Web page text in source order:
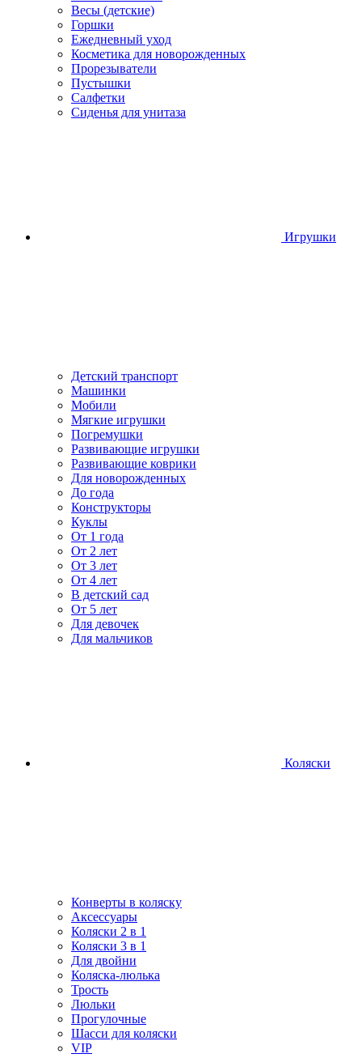
Весы (детские)
Горшки
Ежедневный уход
Косметика для новорожденных
Прорезыватели
Пустышки
Салфетки
Сиденья для унитаза
Игрушки
Детский транспорт
Машинки
Мобили
Мягкие игрушки
Погремушки
Развивающие игрушки
Развивающие коврики
Для новорожденных
До года
Конструкторы
Куклы
От 1 года
От 2 лет
От 3 лет
От 4 лет
В детский сад
От 5 лет
Для девочек
Для мальчиков
Коляски
Конверты в коляску
Аксессуары
Коляски 2 в 1
Коляски 3 в 1
Для двойни
Коляска-люлька
Трость
Люльки
Прогулочные
Шасси для коляски
VIP